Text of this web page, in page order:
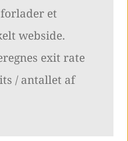
forlader et
webside.
exit rate
/ antallet af